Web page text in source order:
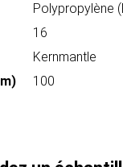
Polypropylène
16
Kernmantle
100